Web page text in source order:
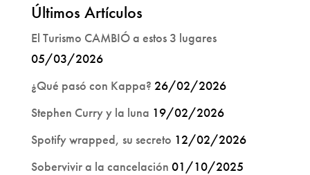
Últimos Artículos
El Turismo CAMBIÓ a estos 3 lugares
05/03/2026
¿Qué pasó con Kappa? 26/02/2026
Stephen Curry y la luna 19/02/2026
Spotify wrapped, su secreto 12/02/2026
Sobervivir a la cancelación 01/10/2025